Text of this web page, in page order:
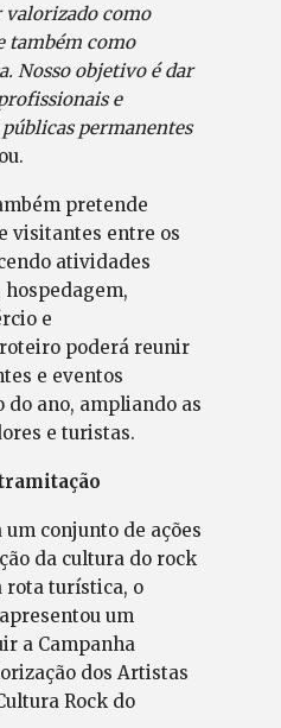
valorizado como
também como
Nosso objetivo é dar
e
permanentes
pretende
visitantes entre os
atividades
e
poderá reunir
e eventos
do ano, ampliando as
e turistas.
conjunto de ações
da cultura do rock
rota turística, o
um
a Campanha
dos Artistas
Rock do